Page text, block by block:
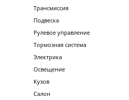
Трансмиссия
Подвеска
Рулевое управление
Тормозная система
Электрика
Освещение
Кузов
Салон